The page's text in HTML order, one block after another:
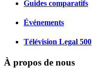
Guides comparatifs
Événements
Télévision Legal 500
À propos de nous